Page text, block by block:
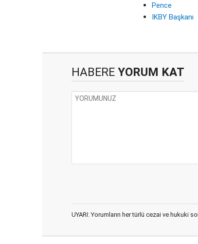
Pence
IKBY Başkanı
HABERE YORUM KAT
UYARI: Yorumların her türlü cezai ve hukuki